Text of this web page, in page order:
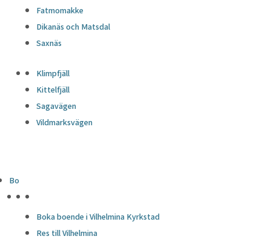
Fatmomakke
Dikanäs och Matsdal
Saxnäs
Klimpfjäll
Kittelfjäll
Sagavägen
Vildmarksvägen
Bo
Boka boende i Vilhelmina Kyrkstad
Res till Vilhelmina